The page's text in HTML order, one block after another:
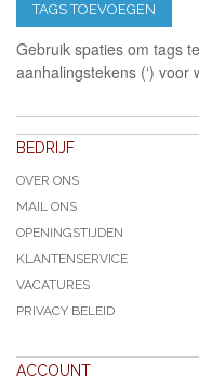
TAGS TOEVOEGEN
Gebruik spaties om tags
aanhalingstekens (‘) voor
BEDRIJF
OVER ONS
MAIL ONS
OPENINGSTIJDEN
KLANTENSERVICE
VACATURES
PRIVACY BELEID
ACCOUNT